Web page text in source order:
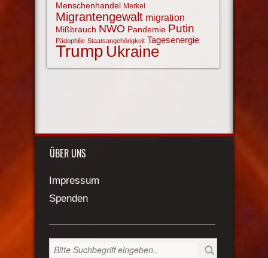
Menschenhandel Merkel
Migrantengewalt migration
Mißbrauch NWO Pandemie Putin
Pädophilie Staatsangehörigkeit Tagesenergie
Trump Ukraine
ÜBER UNS
Impressum
Spenden